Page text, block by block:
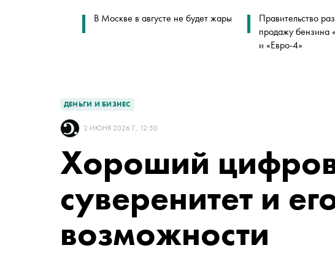
В Москве в августе не будет жары
Правительство
продажу бензина
и «Евро-4»
ДЕНЬГИ И БИЗНЕС
2 ИЮНЯ 2026 Г., 12:50
Хороший
суверенитет и
возможности